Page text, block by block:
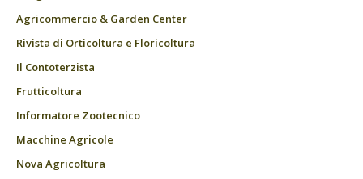
Agricommercio & Garden Center
Rivista di Orticoltura e Floricoltura
Il Contoterzista
Frutticoltura
Informatore Zootecnico
Macchine Agricole
Nova Agricoltura